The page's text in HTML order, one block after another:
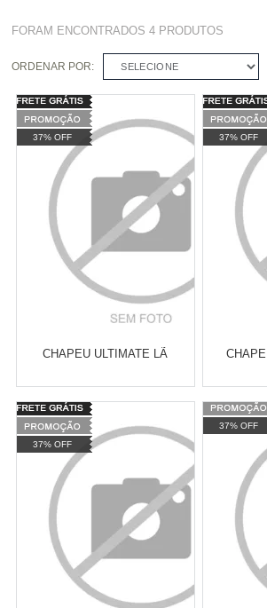
FORAM ENCONTRADOS4 PRODUTOS
ORDENAR POR: SELECIONE
37% OFF
CHAPEU ULTIMATE LÃ
Varejo:
Atacado: R$ 2.550,90 (Apenas
Revendedor)
10 x
Cat:
COMPRAR
37% OFF
Atacado:
10
37% OFF
37% OFF